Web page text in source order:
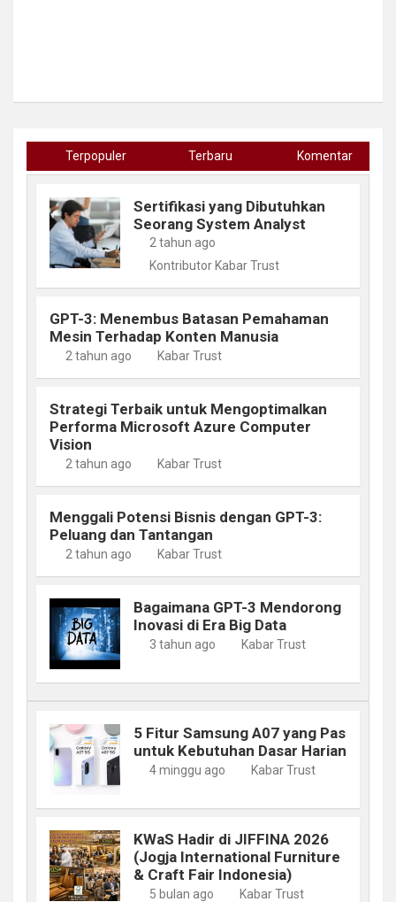
Terpopuler Terbaru Komentar
Sertifikasi yang Dibutuhkan
Seorang System Analyst
2 tahun ago
Kontributor Kabar Trust
GPT-3: Menembus Batasan Pemahaman
Mesin Terhadap Konten Manusia
2 tahun ago Kabar Trust
Strategi Terbaik untuk Mengoptimalkan
Performa Microsoft Azure Computer
Vision
2 tahun ago Kabar Trust
Menggali Potensi Bisnis dengan GPT-3:
Peluang dan Tantangan
2 tahun ago Kabar Trust
Bagaimana GPT-3 Mendorong
Inovasi di Era Big Data
3 tahun ago Kabar Trust
5 Fitur Samsung A07 yang Pas
untuk Kebutuhan Dasar Harian
4 minggu ago Kabar Trust
KWaS Hadir di JIFFINA 2026
(Jogja International Furniture
& Craft Fair Indonesia)
5 bulan ago Kabar Trust